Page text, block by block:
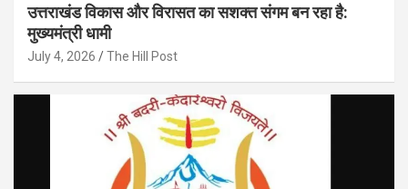
उत्तराखंड विकास और विरासत का सशक्त संगम बन रहा है:
मुख्यमंत्री धामी
July 4, 2026 The Hill Post